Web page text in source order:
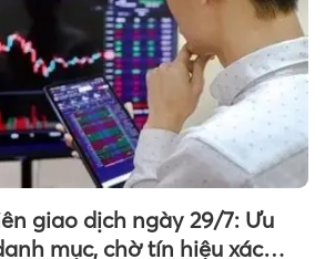
giao dịch ngày 29/7: Ưu
mục, chờ tín hiệu xác